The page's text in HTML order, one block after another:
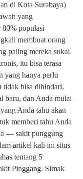
di Kota Surabaya)
yang
populasi
membuat orang
paling mereka sukai.
itu bisa terasa
yang hanya perlu
bisa dihindari,
baru, dan Anda mulai
Anda tahu akan
memberi tahu Anda
— sakit punggung
artikel kali ini situs
tentang 5
Pinggang. Simak